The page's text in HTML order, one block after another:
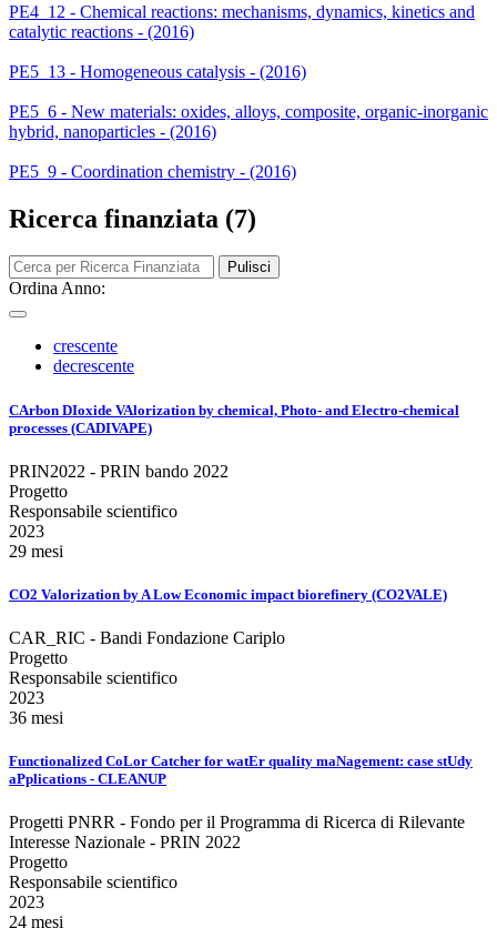
PE4_12 - Chemical reactions: mechanisms, dynamics, kinetics and
catalytic reactions - (2016)
PE5_13 - Homogeneous catalysis - (2016)
PE5_6 - New materials: oxides, alloys, composite, organic-inorganic
hybrid, nanoparticles - (2016)
PE5_9 - Coordination chemistry - (2016)
Ricerca finanziata (7)
Pulisci
Ordina Anno:
crescente
decrescente
CArbon DIoxide VAlorization by chemical, Photo- and Electro-chemical
processes (CADIVAPE)
PRIN2022 - PRIN bando 2022
Progetto
Responsabile scientifico
2023
29 mesi
CO2 Valorization by A Low Economic impact biorefinery (CO2VALE)
CAR_RIC - Bandi Fondazione Cariplo
Progetto
Responsabile scientifico
2023
36 mesi
Functionalized CoLor Catcher for watEr quality maNagement: case stUdy
aPplications - CLEANUP
Progetti PNRR - Fondo per il Programma di Ricerca di Rilevante
Interesse Nazionale - PRIN 2022
Progetto
Responsabile scientifico
2023
24 mesi